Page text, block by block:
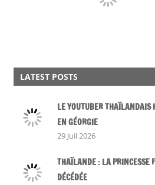
LATEST POSTS
LE YOUTUBER THAÏLANDAIS
EN GÉORGIE
29 Juil 2026
THAÏLANDE : LA PRINCESSE
DÉCÉDÉE